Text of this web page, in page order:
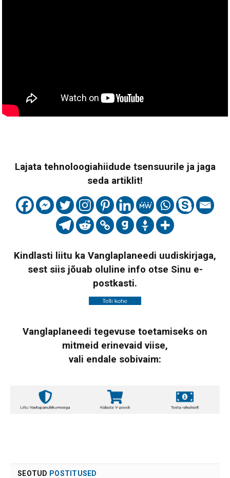
Lajata tehnoloogiahiidude tsensuurile ja jaga
seda artiklit!
Kindlasti liitu ka Vanglaplaneedi uudiskirjaga,
sest siis jõuab oluline info otse Sinu e-
postkasti.
Vanglaplaneedi tegevuse toetamiseks on
mitmeid erinevaid viise,
vali endale sobivaim:
SEOTUD POSTITUSED